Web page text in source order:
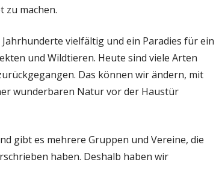
zu machen.
vielfältig und ein Paradies für ein
und Wildtieren. Heute sind viele Arten
Das können wir ändern, mit
wunderbaren Natur vor der Haustür
gibt es mehrere Gruppen und Vereine, die
haben. Deshalb haben wir